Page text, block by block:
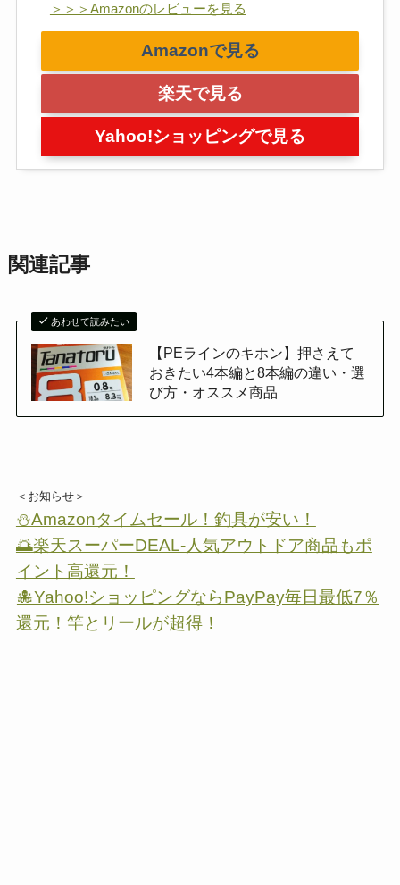
＞＞＞Amazonのレビューを見る
Amazonで見る
楽天で見る
Yahoo!ショッピングで見る
関連記事
あわせて読みたい
【PEラインのキホン】押さえて
おきたい4本編と8本編の違い・選
び方・オススメ商品
＜お知らせ＞
⛄Amazonタイムセール！釣具が安い！
🌅楽天スーパーDEAL-人気アウトドア商品もポ
イント高還元！
🐙Yahoo!ショッピングならPayPay毎日最低7％
還元！竿とリールが超得！